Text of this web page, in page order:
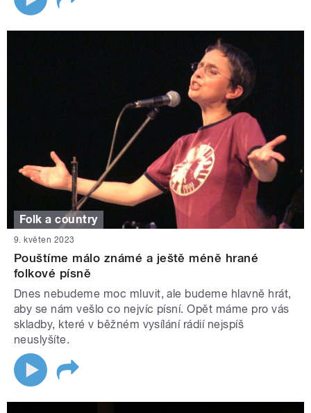
Folk a country
9. květen 2023
Pouštíme málo známé a ještě méně hrané
folkové písně
Dnes nebudeme moc mluvit, ale budeme hlavně hrát,
aby se nám vešlo co nejvíc písní. Opět máme pro vás
skladby, které v běžném vysílání rádií nejspíš
neuslyšíte.